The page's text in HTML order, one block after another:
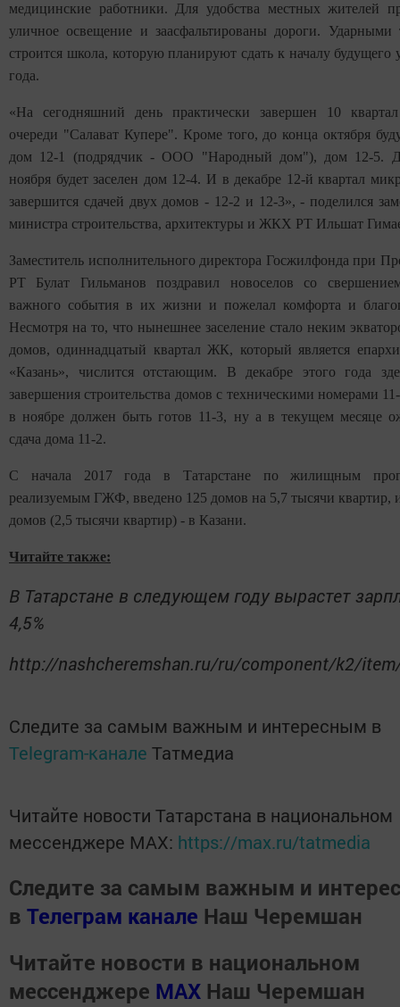
медицинские работники. Для удобства местных жителей
уличное освещение и заасфальтированы дороги. Ударными
строится школа, которую планируют сдать к началу будущего
года.
«На сегодняшний день практически завершен 10
очереди "Салават Купере". Кроме того, до конца октября
дом 12-1 (подрядчик - ООО "Народный дом"), дом 12-5.
ноября будет заселен дом 12-4. И в декабре 12-й квартал
завершится сдачей двух домов - 12-2 и 12-3», - поделился
министра строительства, архитектуры и ЖКХ РТ Ильшат
Заместитель исполнительного директора Госжилфонда при
РТ Булат Гильманов поздравил новоселов со
важного события в их жизни и пожелал комфорта и
Несмотря на то, что нынешнее заселение стало неким
домов, одиннадцатый квартал ЖК, который является
«Казань», числится отстающим. В декабре этого года
завершения строительства домов с техническими номерами
в ноябре должен быть готов 11-3, ну а в текущем месяце
сдача дома 11-2.
С начала 2017 года в Татарстане по жилищным
реализуемым ГЖФ, введено 125 домов на 5,7 тысячи квартир,
домов (2,5 тысячи квартир) - в Казани.
Читайте также:
В Татарстане в следующем году вырастет
4,5%
http://nashcheremshan.ru/ru/component/k2/
Следите за самым важным и интересным в
Telegram-канале Татмедиа
Читайте новости Татарстана в национальном
мессенджере MАХ: https://max.ru/tatmedia
Следите за самым важным и
в Телеграм канале Наш Черемшан
Читайте новости в национальном
мессенджере MАХ Наш Черемшан